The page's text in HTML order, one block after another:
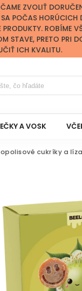
ZVOLIŤ
SA POČAS HORÚCICH
ROBÍME
STAVE, PRETO PRI
ICH KVALITU.
A VOSK
cukríky a